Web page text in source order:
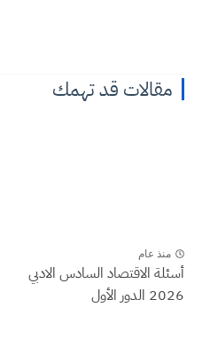
مقالات قد تهمك
منذ عام
أسئلة الاقتصاد السادس الادبي
2026 الدور الأول